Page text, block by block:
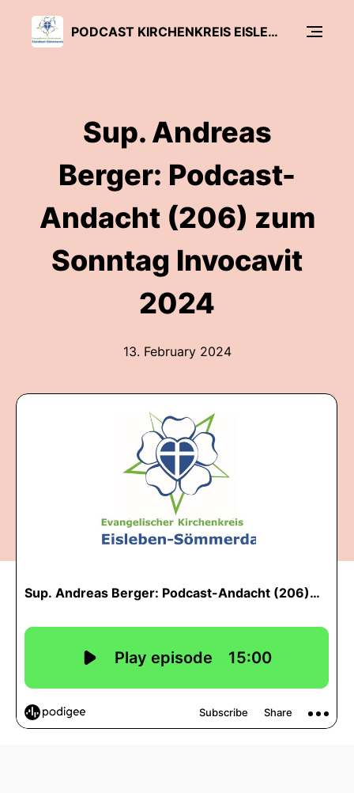
PODCAST KIRCHENKREIS EISLEBEN-SÖMMERDA
Sup. Andreas
Berger: Podcast-
Andacht (206) zum
Sonntag Invocavit
2024
13. February 2024